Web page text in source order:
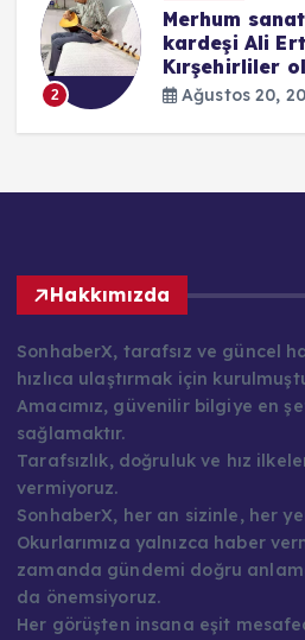
2
Merhum
kardeşi Ali
Kırşehirliler
Ağustos 20,
Hakkımızda
SonhaberX, tarafsız ve güncel
hızlıca ulaştırmak için
Amacımız, güvenilir bilgiye en
sağlamaktır.
Tarafsızlık, doğruluk ve hız
vermiyoruz.
SonhaberX, her an sizinle, her
Okurlarımıza yalnızca haber
zamanda gündemi doğru
da önemsiyoruz.
Her görüşten insana eşit